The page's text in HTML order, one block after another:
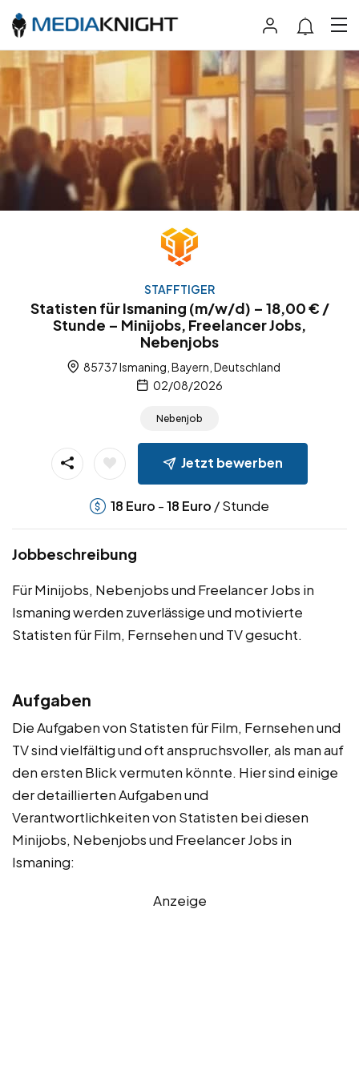
STAFFTIGER
Statisten für Ismaning (m/w/d) – 18,00 € /
Stunde – Minijobs, Freelancer Jobs,
Nebenjobs
85737 Ismaning, Bayern, Deutschland
02/08/2026
Nebenjob
Jetzt bewerben
18 Euro -18 Euro / Stunde
Jobbeschreibung
Für Minijobs, Nebenjobs und Freelancer Jobs in
Ismaning werden zuverlässige und motivierte
Statisten für Film, Fernsehen und TV gesucht.
Aufgaben
Die Aufgaben von Statisten für Film, Fernsehen und
TV sind vielfältig und oft anspruchsvoller, als man auf
den ersten Blick vermuten könnte. Hier sind einige
der detaillierten Aufgaben und
Verantwortlichkeiten von Statisten bei diesen
Minijobs, Nebenjobs und Freelancer Jobs in
Ismaning:
Anzeige